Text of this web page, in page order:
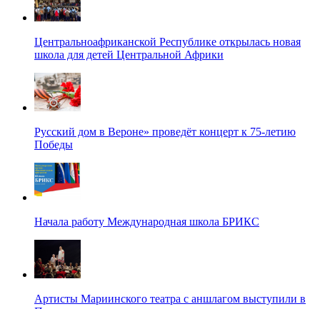
Центральноафриканской Республике открылась новая
школа для детей Центральной Африки
Русский дом в Вероне» проведёт концерт к 75-летию
Победы
Начала работу Международная школа БРИКС
Артисты Мариинского театра с аншлагом выступили в